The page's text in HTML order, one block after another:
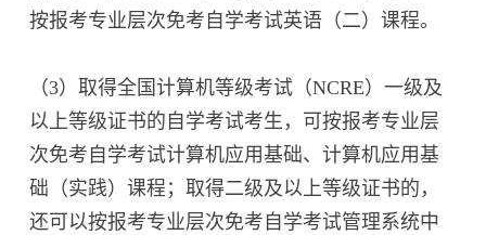
按报考专业层次免考自学考试英语（二）课程。
（3）取得全国计算机等级考试（NCRE）一级及
以上等级证书的自学考试考生，可按报考专业层
次免考自学考试计算机应用基础、计算机应用基
础（实践）课程；取得二级及以上等级证书的，
还可以按报考专业层次免考自学考试管理系统中